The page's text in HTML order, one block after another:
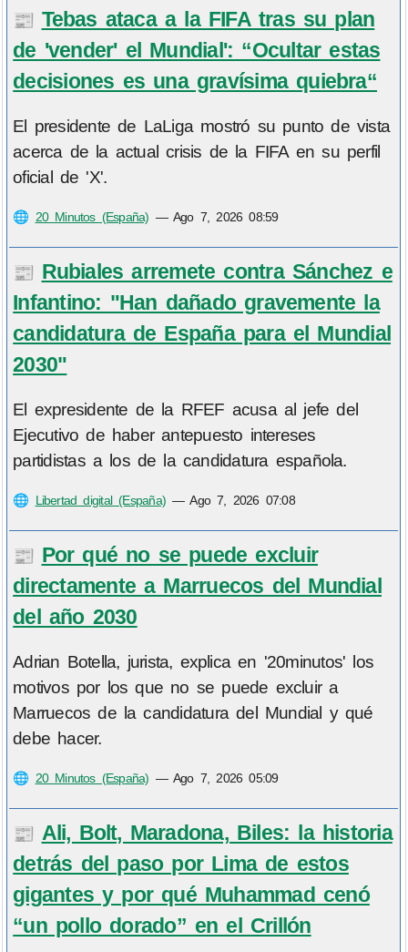
📰 Tebas ataca a la FIFA tras su plan
de 'vender' el Mundial': “Ocultar estas
decisiones es una gravísima quiebra“
El presidente de LaLiga mostró su punto de vista
acerca de la actual crisis de la FIFA en su perfil
oficial de 'X'.
🌐 20 Minutos (España) —Ago 7, 2026 08:59
📰 Rubiales arremete contra Sánchez e
Infantino: "Han dañado gravemente la
candidatura de España para el Mundial
2030"
El expresidente de la RFEF acusa al jefe del
Ejecutivo de haber antepuesto intereses
partidistas a los de la candidatura española.
🌐 Libertad digital (España) —Ago 7, 2026 07:08
📰 Por qué no se puede excluir
directamente a Marruecos del Mundial
del año 2030
Adrian Botella, jurista, explica en '20minutos' los
motivos por los que no se puede excluir a
Marruecos de la candidatura del Mundial y qué
debe hacer.
🌐 20 Minutos (España) —Ago 7, 2026 05:09
📰 Ali, Bolt, Maradona, Biles: la historia
detrás del paso por Lima de estos
gigantes y por qué Muhammad cenó
“un pollo dorado” en el Crillón